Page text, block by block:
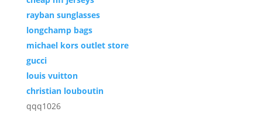
rayban sunglasses
longchamp bags
michael kors outlet store
gucci
louis vuitton
christian louboutin
qqq1026